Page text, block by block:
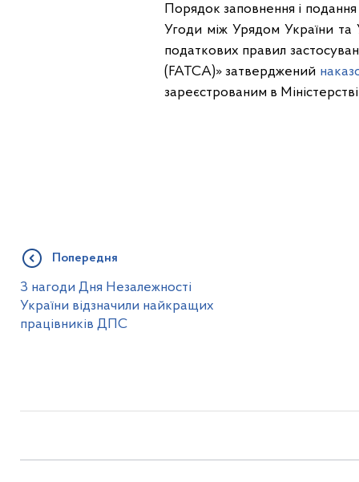
Порядок заповнення і подання
Угоди між Урядом України
податкових правил
(FATCA)» затверджений
зареєстрованим в
Попередня
З нагоди Дня Незалежності
України відзначили найкращих
працівників ДПС